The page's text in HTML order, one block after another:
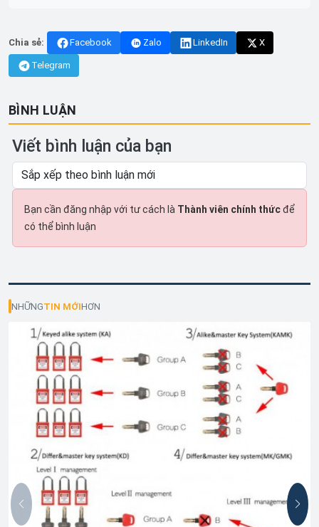
Chia sẻ: Facebook Zalo LinkedIn X
Telegram
BÌNH LUẬN
Viết bình luận của bạn
Bạn cần đăng nhập với tư cách là Thành viên chính thứcđể
có thể bình luận
NHỮNGTIN MỚIHƠN